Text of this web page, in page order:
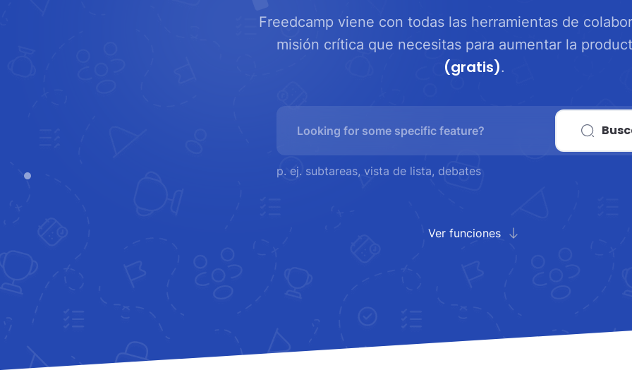
Freedcamp viene con todas las herramientas de
misión crítica que necesitas para aumentar la
(gratis).
p. ej. subtareas, vista de lista, debates
Ver funciones